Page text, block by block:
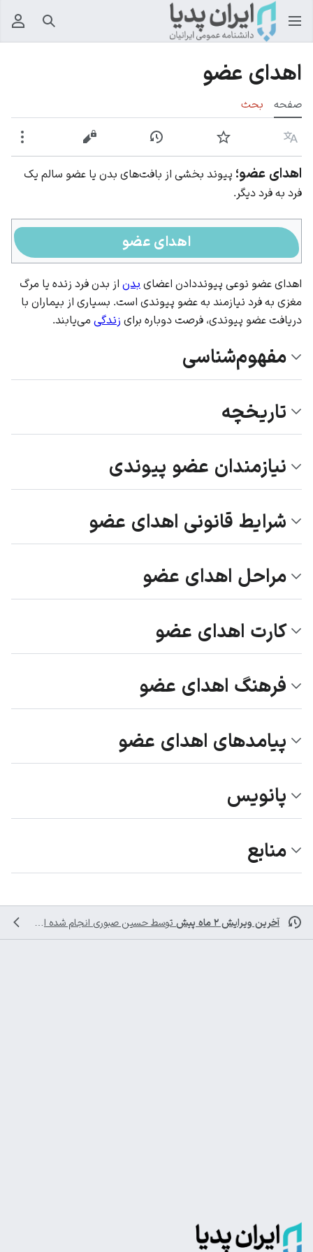
جستجو
اهدای عضو
صفحه بحث
زبان پیگیری نمایش تاریخچهنمایش مبدأ
اهدای عضو؛ پیوند بخشی از بافت‌های بدن یا عضو سالم یک
فرد به فرد دیگر.
اهدای عضو
اهدای عضو نوعی پیوند‌دادن اعضای بدن از بدن فرد زنده یا مرگ
مغزی به فرد نیازمند به عضو پیوندی ‌است. بسیاری از بیماران با
دریافت عضو پیوندی، فرصت دوباره برای زندگی می‌یابند.
مفهوم‌شناسی
تاریخچه
نیازمندان عضو پیوندی
شرایط قانونی اهدای عضو
مراحل اهدای عضو
کارت اهدای عضو
فرهنگ اهدای عضو
پیامد‌‌های اهدای عضو
پانویس
منابع
آخرین ویرایش ۲ ماه پیش توسط حسین صبوری انجام شده است